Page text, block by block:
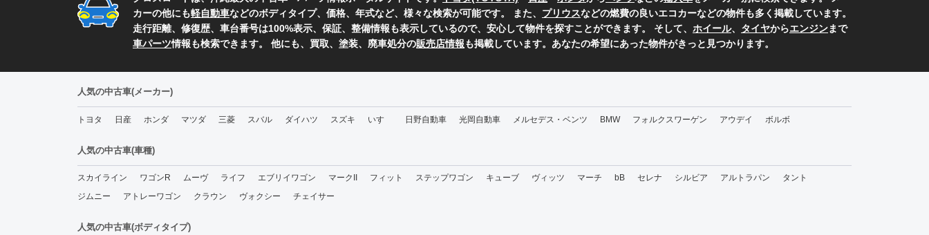
カーの他にも軽自動車などのボディタイプ、価格、年式など、様々な検索が可能です。 また、 プリウスなどの燃費の良いエコカーなどの物件も多く掲載しています。
走行距離、修復歴、車台番号は100%表示、保証、整備情報も表示しているので、安心して物件を探すことができます。 そして、 ホイール、 タイヤからエンジンまで
車パーツ情報も検索できます。 他にも、買取、塗装、廃車処分の販売店情報も掲載しています。あなたの希望にあった物件がきっと見つかります。
人気の中古車(メーカー)
トヨタ 日産 ホンダ マツダ 三菱 スバル ダイハツ スズキ いすゞ 日野自動車 光岡自動車 メルセデス・ベンツ BMW フォルクスワーゲン アウデイ ボルボ
人気の中古車(車種)
スカイライン ワゴンR ムーヴ ライフ エブリイワゴン マークII フィット ステップワゴン キューブ ヴィッツ マーチ bB セレナ シルビア アルトラパン
タント
ジムニー
アトレーワゴン クラウン ヴォクシー チェイサー
人気の中古車(ボディタイプ)